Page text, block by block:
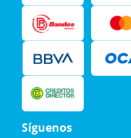
Síguenos